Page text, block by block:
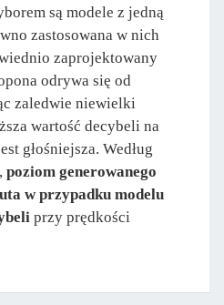
są modele z jedną
zastosowana w nich
zaprojektowany
odrywa się od
zaledwie niewielki
wartość decybeli na
głośniejsza. Według
poziom generowanego
w przypadku modelu
przy prędkości